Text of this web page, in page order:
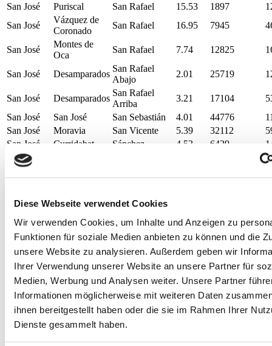
Diese Webseite verwendet Cookies
Wir verwenden Cookies, um Inhalte und Anzeigen zu
Funktionen für soziale Medien anbieten zu können und die
unsere Website zu analysieren. Außerdem geben wir
Ihrer Verwendung unserer Website an unsere Partner für
Medien, Werbung und Analysen weiter. Unsere Partner
Informationen möglicherweise mit weiteren Daten
ihnen bereitgestellt haben oder die sie im Rahmen Ihrer
Dienste gesammelt haben.
San José
Puriscal San Rafael 15.53 1897
San José
Vázquez de
Coronado
San Rafael 16.95 7945
San José
Montes de
Oca
San Rafael 7.74 12825
San José Desamparados
San Rafael
Abajo
2.01 25719
San José Desamparados
San Rafael
Arriba
3.21 17104
San José
San José San Sebastián 4.01 44776
San José
Moravia San Vicente 5.39 32112
San José
Curridabat Sánchez 4.53 6429
San José
San José
Castro
Santa Cruz 21.97 1978
San José
Puriscal Santiago
San José
Mora Tabarcia 40.39 4010
San José
Aserrí Tarbaca 15.33 1565
San José
Curridabat Tirrases 1.87 19852
San José
Santa Ana Uruca 8257
San José
Aserrí Vuelta de Jorco 22.04 6866
San José Zapote
Alajuela
Upala Aguas Claras 409.08 5631
Alajuela
San Carlos Aguas Zarcas 186.08 24923
Alajuela
Alajuela Alajuela
Alajuela
San Ramón Alfaro 17.94 8116